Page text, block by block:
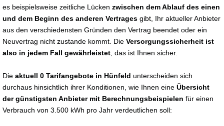
es beispielsweise zeitliche Lücken zwischen dem Ablauf des einen
und dem Beginn des anderen Vertrages gibt, Ihr aktueller Anbieter
aus den verschiedensten Gründen den Vertrag beendet oder ein
Neuvertrag nicht zustande kommt. Die Versorgungssicherheit ist
also in jedem Fall gewährleistet , das ist Ihnen sicher.
Die aktuell 0 Tarifangebote in Hünfeld unterscheiden sich
durchaus hinsichtlich ihrer Konditionen, wie Ihnen eine Übersicht
der günstigsten Anbieter mit Berechnungsbeispielen für einen
Verbrauch von 3.500 kWh pro Jahr verdeutlichen soll: